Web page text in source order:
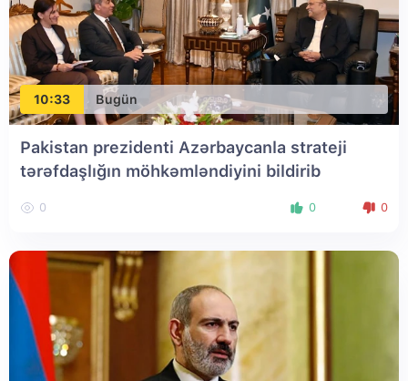
10:33 Bugün
Pakistan prezidenti Azərbaycanla strateji
tərəfdaşlığın möhkəmləndiyini bildirib
0 0 0